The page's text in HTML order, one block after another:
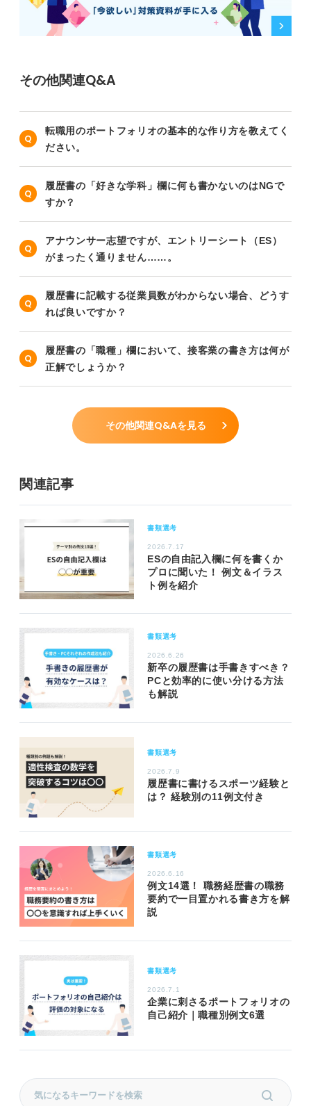
その他関連Q&A
転職用のポートフォリオの基本的な作り方を教えてく
ださい。
履歴書の「好きな学科」欄に何も書かないのはNGで
すか？
アナウンサー志望ですが、エントリーシート（ES）
がまったく通りません……。
履歴書に記載する従業員数がわからない場合、どうす
れば良いですか？
履歴書の「職種」欄において、接客業の書き方は何が
正解でしょうか？
その他関連Q&Aを見る
関連記事
書類選考
2026.7.17
ESの自由記入欄に何を書くか
プロに聞いた！ 例文＆イラス
ト例を紹介
書類選考
2026.6.26
新卒の履歴書は手書きすべき？
PCと効率的に使い分ける方法
も解説
書類選考
2026.7.9
履歴書に書けるスポーツ経験と
は？ 経験別の11例文付き
書類選考
2026.6.16
例文14選！ 職務経歴書の職務
要約で一目置かれる書き方を解
説
書類選考
2026.7.1
企業に刺さるポートフォリオの
自己紹介｜職種別例文6選